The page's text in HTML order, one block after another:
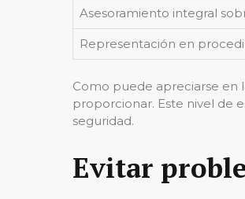
Asesoramiento integral
Representación en
Como puede apreciarse en
proporcionar. Este nivel de
seguridad.
Evitar